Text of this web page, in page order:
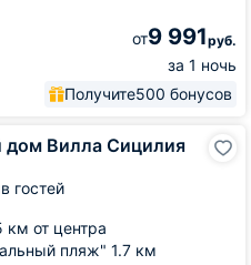
от9 991руб.
за 1 ночь
Получите500 бонусов
дом Вилла Сицилия
гостей
км от центра
пляж" 1.7 км